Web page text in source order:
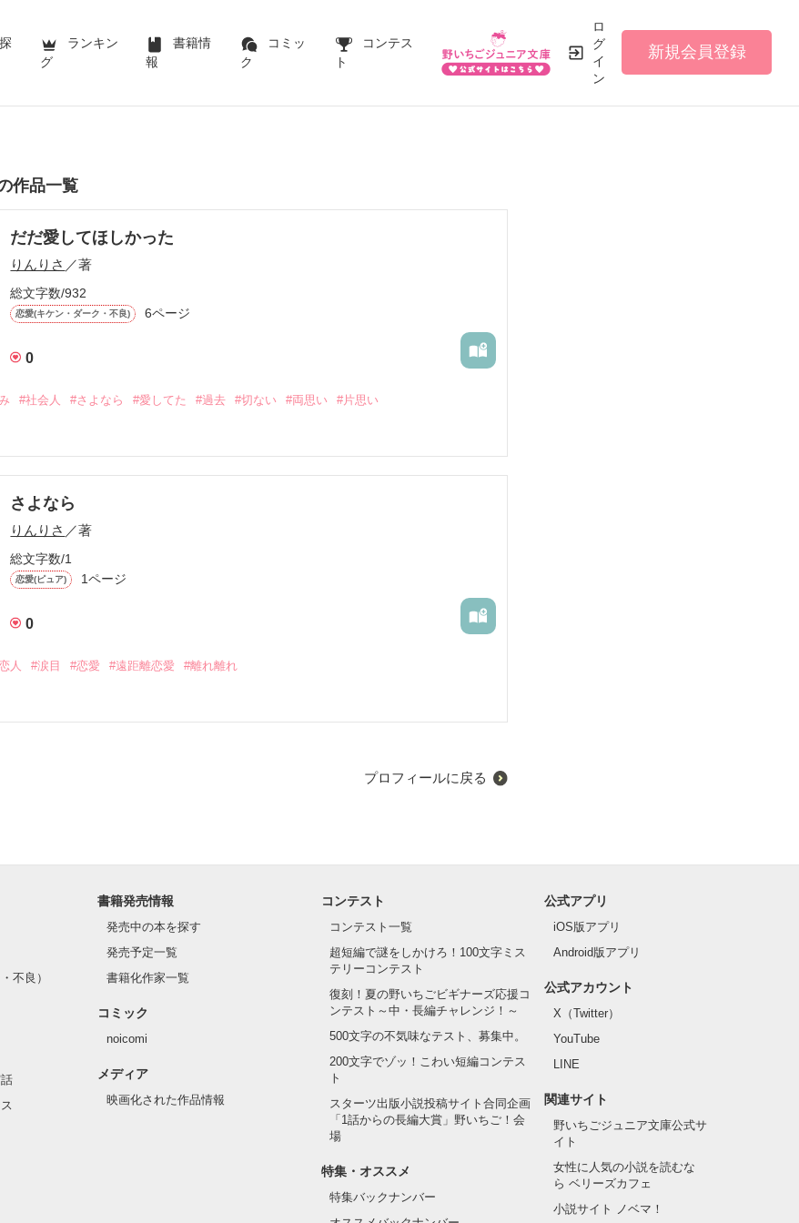
ランキン
グ
書籍情
報
コミッ
ク
コンテス
ト
ロ
グ
イ
ン
新規会員登録
作品一覧
だだ愛してほしかった
りんりさ ／著
総文字数/932
恋愛(キケン・ダーク・不良) 6ページ
0
#社会人 #さよなら #愛してた #過去 #切ない #両思い #片思い
居たかっただけ
ゃんは宝物だよ！」
ょうだい？」
ゆう
さよなら
りんりさ ／著
総文字数/1
恋愛(ピュア) 1ページ
0
人 #涙目 #恋愛 #遠距離恋愛 #離れ離れ
プロフィールに戻る
不良）
書籍発売情報
発売中の本を探す
発売予定一覧
書籍化作家一覧
コミック
noicomi
メディア
映画化された作品情報
コンテスト
コンテスト一覧
超短編で謎をしかけろ！100文字ミス
テリーコンテスト
復刻！夏の野いちごビギナーズ応援コ
ンテスト～中・長編チャレンジ！～
500文字の不気味なテスト、募集中。
200文字でゾッ！こわい短編コンテス
ト
スターツ出版小説投稿サイト合同企画
「1話からの長編大賞」野いちご！会
場
特集・オススメ
特集バックナンバー
公式アプリ
iOS版アプリ
Android版アプリ
公式アカウント
X（Twitter）
YouTube
LINE
関連サイト
野いちごジュニア文庫公式サ
イト
女性に人気の小説を読むな
ら ベリーズカフェ
小説サイト ノベマ！